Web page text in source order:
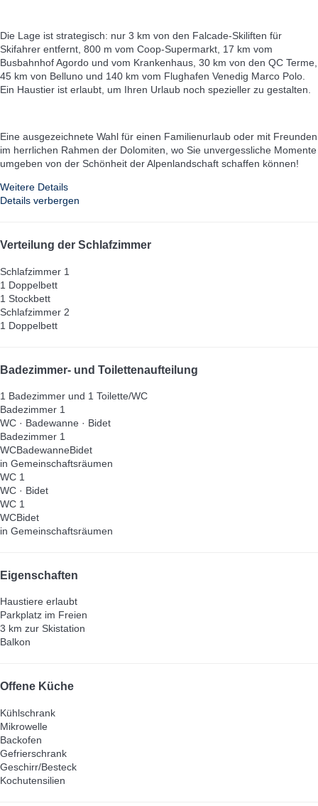
Die Lage ist strategisch: nur 3 km von den Falcade-Skiliften für
Skifahrer entfernt, 800 m vom Coop-Supermarkt, 17 km vom
Busbahnhof Agordo und vom Krankenhaus, 30 km von den QC Terme,
45 km von Belluno und 140 km vom Flughafen Venedig Marco Polo.
Ein Haustier ist erlaubt, um Ihren Urlaub noch spezieller zu gestalten.
Eine ausgezeichnete Wahl für einen Familienurlaub oder mit Freunden
im herrlichen Rahmen der Dolomiten, wo Sie unvergessliche Momente
umgeben von der Schönheit der Alpenlandschaft schaffen können!
Weitere Details
Details verbergen
Verteilung der Schlafzimmer
Schlafzimmer 1
1 Doppelbett
1 Stockbett
Schlafzimmer 2
1 Doppelbett
Badezimmer- und Toilettenaufteilung
1 Badezimmer und 1 Toilette/WC
Badezimmer 1
WC · Badewanne · Bidet
Badezimmer 1
WCBadewanneBidet
in Gemeinschaftsräumen
WC 1
WC · Bidet
WC 1
WCBidet
in Gemeinschaftsräumen
Eigenschaften
Haustiere erlaubt
Parkplatz im Freien
3 km zur Skistation
Balkon
Offene Küche
Kühlschrank
Mikrowelle
Backofen
Gefrierschrank
Geschirr/Besteck
Kochutensilien